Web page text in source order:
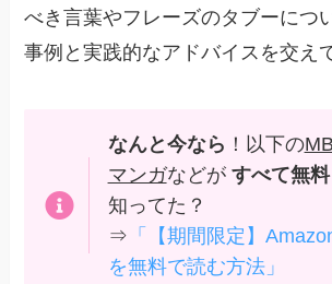
べき言葉やフレーズのタブーにつ
事例と実践的なアドバイスを交え
なんと今なら ！以下の
マンガなどが すべて無料
知ってた？
⇒ 「【期間限定】
を無料で読む方法」